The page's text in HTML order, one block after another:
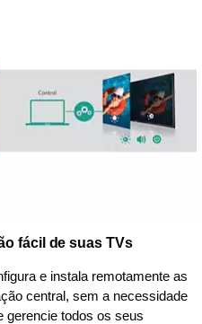
fácil de suas TVs
e instala remotamente as
central, sem a necessidade
gerencie todos os seus